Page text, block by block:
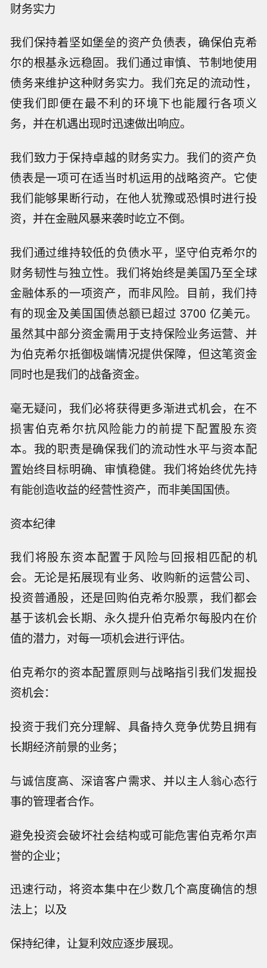
财务实力
我们保持着坚如堡垒的资产负债表，确保伯克希
尔的根基永远稳固。我们通过审慎、节制地使用
债务来维护这种财务实力。我们充足的流动性，
使我们即便在最不利的环境下也能履行各项义
务，并在机遇出现时迅速做出响应。
我们致力于保持卓越的财务实力。我们的资产负
债表是一项可在适当时机运用的战略资产。它使
我们能够果断行动，在他人犹豫或恐惧时进行投
资，并在金融风暴来袭时屹立不倒。
我们通过维持较低的负债水平，坚守伯克希尔的
财务韧性与独立性。我们将始终是美国乃至全球
金融体系的一项资产，而非风险。目前，我们持
有的现金及美国国债总额已超过 3700 亿美元。
虽然其中部分资金需用于支持保险业务运营、并
为伯克希尔抵御极端情况提供保障，但这笔资金
同时也是我们的战备资金。
毫无疑问，我们必将获得更多渐进式机会，在不
损害伯克希尔抗风险能力的前提下配置股东资
本。我的职责是确保我们的流动性水平与资本配
置始终目标明确、审慎稳健。我们将始终优先持
有能创造收益的经营性资产，而非美国国债。
资本纪律
我们将股东资本配置于风险与回报相匹配的机
会。无论是拓展现有业务、收购新的运营公司、
投资普通股，还是回购伯克希尔股票，我们都会
基于该机会长期、永久提升伯克希尔每股内在价
值的潜力，对每一项机会进行评估。
伯克希尔的资本配置原则与战略指引我们发掘投
资机会：
投资于我们充分理解、具备持久竞争优势且拥有
长期经济前景的业务；
与诚信度高、深谙客户需求、并以主人翁心态行
事的管理者合作。
避免投资会破坏社会结构或可能危害伯克希尔声
誉的企业；
迅速行动，将资本集中在少数几个高度确信的想
法上；以及
保持纪律，让复利效应逐步展现。